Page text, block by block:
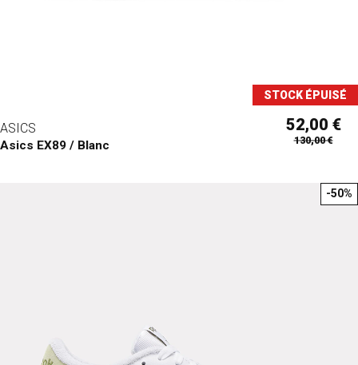
STOCK ÉPUISÉ
ASICS
Asics EX89 / Blanc
52,00 €
130,00 €
-50%